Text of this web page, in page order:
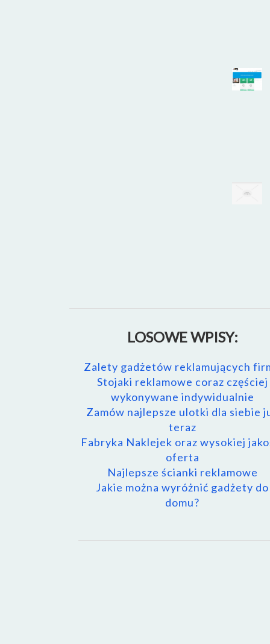
LOSOWE WPISY:
Zalety gadżetów reklamujących
Stojaki reklamowe coraz częściej
wykonywane indywidualnie
Zamów najlepsze ulotki dla siebie
teraz
Fabryka Naklejek oraz wysokiej
oferta
Najlepsze ścianki reklamowe
Jakie można wyróżnić gadżety do
domu?